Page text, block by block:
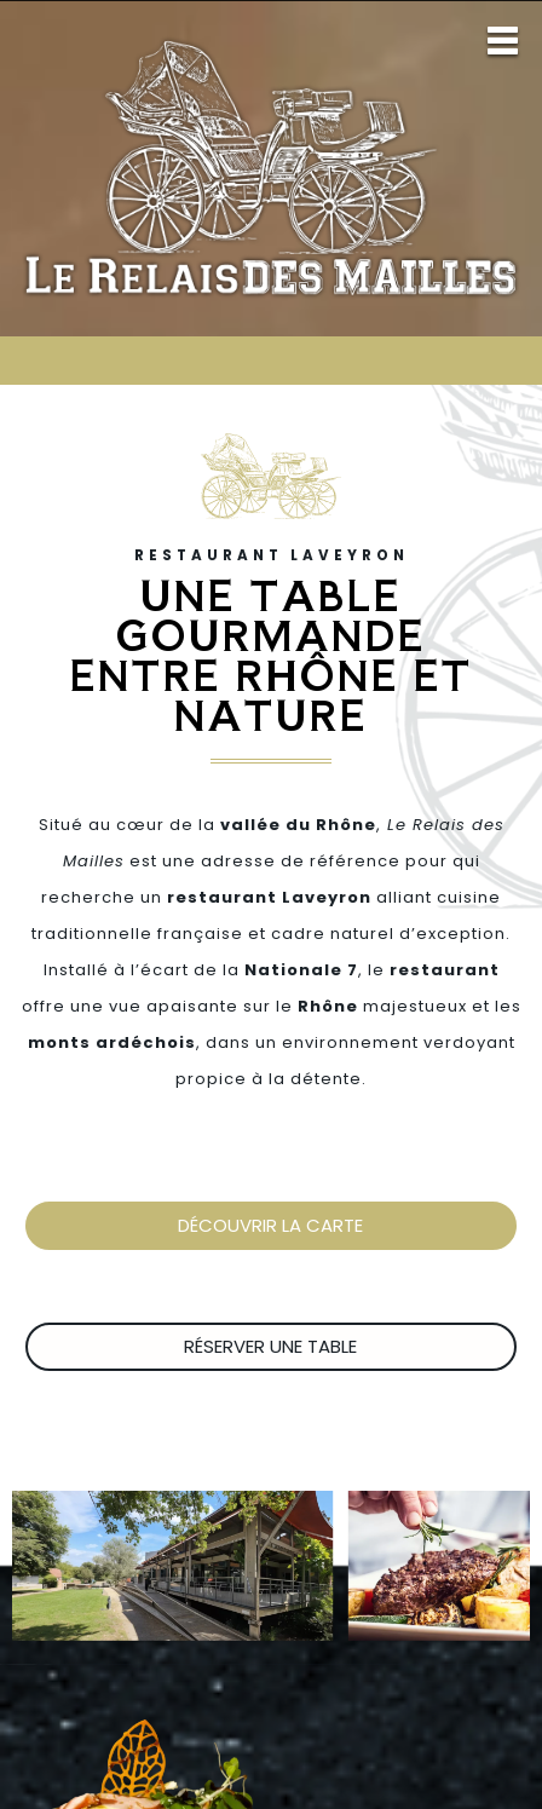
RESTAURANT LAVEYRON
UNE TABLE
GOURMANDE
ENTRE RHÔNE ET
NATURE
Situé au cœur de la vallée du Rhône, Le Relais des
Mailles est une adresse de référence pour qui
recherche un restaurant Laveyron alliant cuisine
traditionnelle française et cadre naturel d’exception.
Installé à l’écart de la Nationale 7, le restaurant
offre une vue apaisante sur le Rhône majestueux et les
monts ardéchois, dans un environnement verdoyant
propice à la détente.
DÉCOUVRIR LA CARTE
RÉSERVER UNE TABLE